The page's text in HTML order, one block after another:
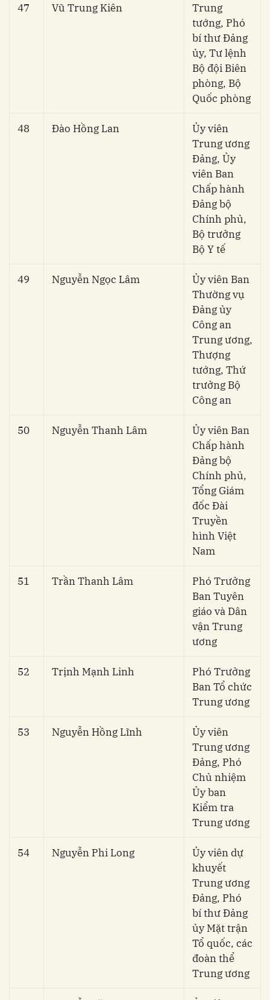
47 Vũ Trung Kiên
Trung
tướng, Phó
bí thư Đảng
ủy, Tư lệnh
Bộ đội Biên
phòng, Bộ
Quốc phòng
48 Đào Hồng Lan
Ủy viên
Trung ương
Đảng, Ủy
viên Ban
Chấp hành
Đảng bộ
Chính phủ,
Bộ trưởng
Bộ Y tế
49 Nguyễn Ngọc Lâm
Ủy viên Ban
Thường vụ
Đảng ủy
Công an
Trung ương,
Thượng
tướng, Thứ
trưởng Bộ
Công an
50 Nguyễn Thanh Lâm
Ủy viên Ban
Chấp hành
Đảng bộ
Chính phủ,
Tổng Giám
đốc Đài
Truyền
hình Việt
Nam
51 Trần Thanh Lâm
Phó Trưởng
Ban Tuyên
giáo và Dân
vận Trung
ương
52 Trịnh Mạnh Linh
Phó Trưởng
Ban Tổ chức
Trung ương
53 Nguyễn Hồng Lĩnh
Ủy viên
Trung ương
Đảng, Phó
Chủ nhiệm
Ủy ban
Kiểm tra
Trung ương
54 Nguyễn Phi Long
Ủy viên dự
khuyết
Trung ương
Đảng, Phó
bí thư Đảng
ủy Mặt trận
Tổ quốc, các
đoàn thể
Trung ương